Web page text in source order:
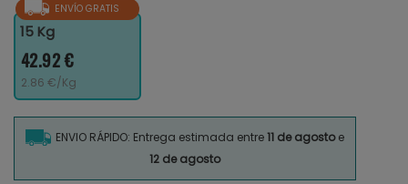
ENVÍO GRATIS
15 Kg
42.92 €
2.86 €/Kg
ENVIO RÁPIDO: Entrega estimada entre11 de agostoe
12 de agosto